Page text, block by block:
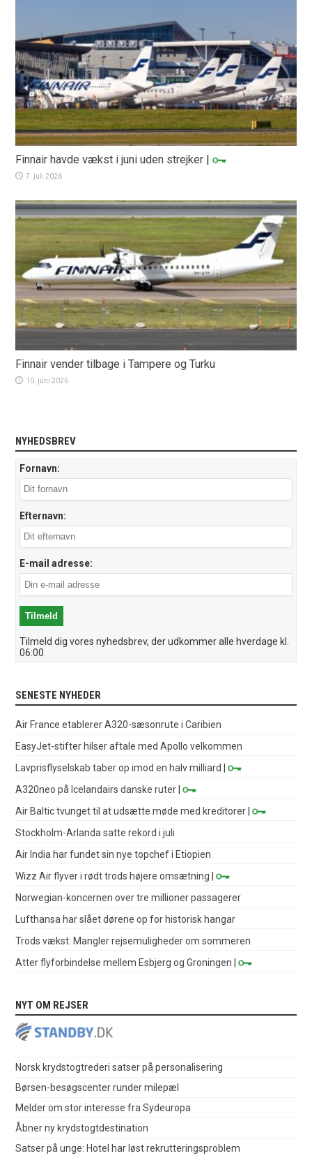
Finnair havde vækst i juni uden strejker |
7. juli 2026
Finnair vender tilbage i Tampere og Turku
10. juni 2026
NYHEDSBREV
Fornavn:
Efternavn:
E-mail adresse:
Tilmeld dig vores nyhedsbrev, der udkommer alle hverdage kl.
06:00
SENESTE NYHEDER
Air France etablerer A320-sæsonrute i Caribien
EasyJet-stifter hilser aftale med Apollo velkommen
Lavprisflyselskab taber op imod en halv milliard
|
A320neo på Icelandairs danske ruter |
Air Baltic tvunget til at udsætte møde med kreditorer |
Stockholm-Arlanda satte rekord i juli
Air India har fundet sin nye topchef i Etiopien
Wizz Air flyver i rødt trods højere omsætning |
Norwegian-koncernen over tre millioner passagerer
Lufthansa har slået dørene op for historisk hangar
Trods vækst: Mangler rejsemuligheder om sommeren
Atter flyforbindelse mellem Esbjerg og Groningen |
NYT OM REJSER
Norsk krydstogtrederi satser på personalisering
Børsen-besøgscenter runder milepæl
Melder om stor interesse fra Sydeuropa
Åbner ny krydstogtdestination
Satser på unge: Hotel har løst rekrutteringsproblem